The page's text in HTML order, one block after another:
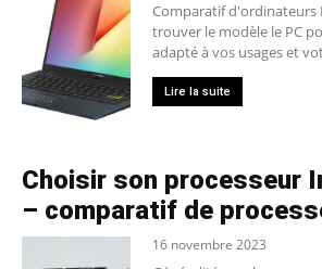
Comparatif d'ordinateurs
trouver le modèle le PC
adapté à vos usages et
Lire la suite
Choisir son processeur
– comparatif de
16 novembre 2023